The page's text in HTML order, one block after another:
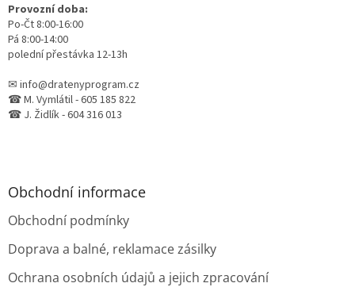
Provozní doba:
Po-Čt 8:00-16:00
Pá 8:00-14:00
polední přestávka 12-13h
✉ info@dratenyprogram.cz
☎ M. Vymlátil - 605 185 822
☎ J. Židlík - 604 316 013
Obchodní informace
Obchodní podmínky
Doprava a balné, reklamace zásilky
Ochrana osobních údajů a jejich zpracování